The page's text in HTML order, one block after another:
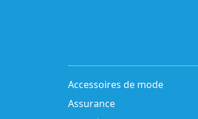
Accessoires de mode
Assurance